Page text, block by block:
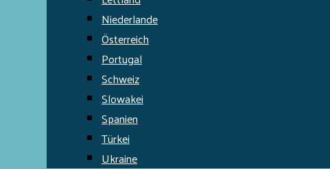
Niederlande
Österreich
Portugal
Schweiz
Slowakei
Spanien
Türkei
Ukraine